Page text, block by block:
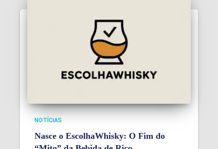
NOTÍCIAS
Nasce o EscolhaWhisky: O Fim do